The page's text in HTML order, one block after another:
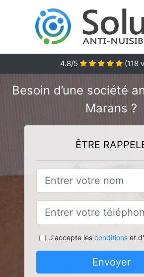
4.8/5 (118
Besoin d’une société
Marans ?
ÊTRE
J'accepte les conditionset
Envoyer